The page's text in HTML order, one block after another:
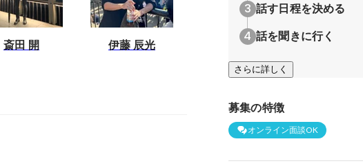
斎田 開 伊藤 辰光
話す日程を決める
話を聞きに行く
さらに詳しく
募集の特徴
オンライン面談OK